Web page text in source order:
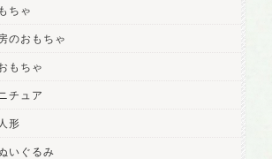
ちゃ
のおもちゃ
もちゃ
チュア
形
いぐるみ